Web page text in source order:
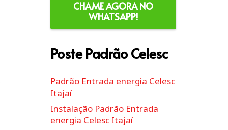
CHAME AGORA NO
WHATSAPP!
Poste Padrão Celesc
Padrão Entrada energia Celesc
Itajaí
Instalação Padrão Entrada
energia Celesc Itajaí